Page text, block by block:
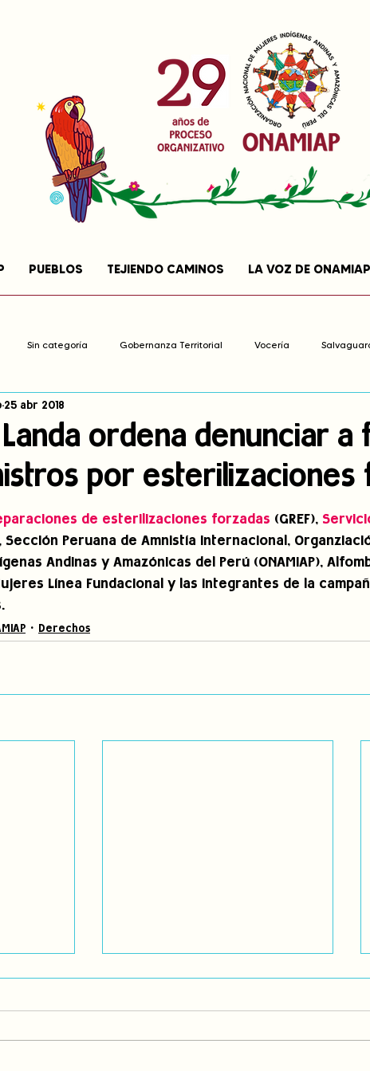
PUEBLOS TEJIENDO CAMINOS LA VOZ DE ONAMIAP
Sin categoría Gobernanza Territorial Vocería
indígena
Observatorio de consulta previa Mujeres indígenas
incidencia PNPI Nuestras Raíces Cuentan
Landa ordena denunciar
por esterilizaciones
25 abr 2018
de esterilizaciones forzadas (GREF),
, Sección Peruana de Amnistía Internacional,
Andinas y Amazónicas del Perú (ONAMIAP),
Línea Fundacional y las integrantes de la
Derechos